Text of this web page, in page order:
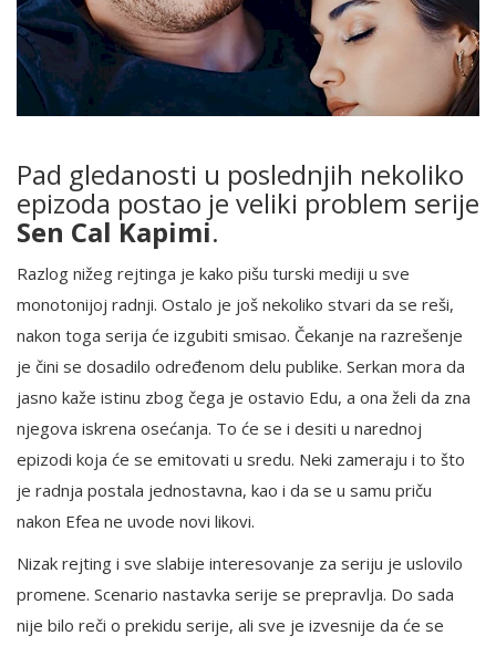
Pad gledanosti u poslednjih nekoliko
epizoda postao je veliki problem serije
Sen Cal Kapimi.
Razlog nižeg rejtinga je kako pišu turski mediji u sve
monotonijoj radnji. Ostalo je još nekoliko stvari da se reši,
nakon toga serija će izgubiti smisao. Čekanje na razrešenje
je čini se dosadilo određenom delu publike. Serkan mora da
jasno kaže istinu zbog čega je ostavio Edu, a ona želi da zna
njegova iskrena osećanja. To će se i desiti u narednoj
epizodi koja će se emitovati u sredu. Neki zameraju i to što
je radnja postala jednostavna, kao i da se u samu priču
nakon Efea ne uvode novi likovi.
Nizak rejting i sve slabije interesovanje za seriju je uslovilo
promene. Scenario nastavka serije se prepravlja. Do sada
nije bilo reči o prekidu serije, ali sve je izvesnije da će se